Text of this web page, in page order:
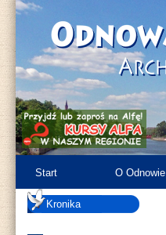
Start O Odnowie
Kronika